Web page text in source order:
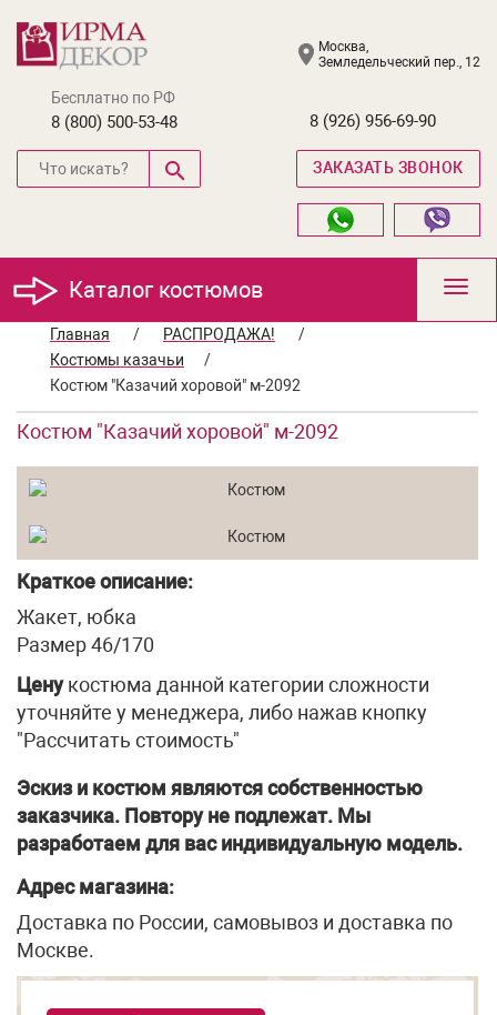
Москва,
Земледельческий пер., 12
Бесплатно по РФ
8 (800) 500-53-48 8 (926) 956-69-90
ЗАКАЗАТЬ ЗВОНОК
Каталог костюмов
Главная
/ РАСПРОДАЖА!
/
Костюмы казачьи
/
Костюм "Казачий хоровой" м-2092
Костюм "Казачий хоровой" м-2092
Краткое описание:
Жакет, юбка
Размер 46/170
Ценукостюма данной категории сложности
уточняйте у менеджера, либо нажав кнопку
"Рассчитать стоимость"
Эскиз и костюм являются собственностью
заказчика. Повтору не подлежат. Мы
разработаем для вас индивидуальную модель.
Адрес магазина:
Доставка по России, самовывоз и доставка по
Москве.